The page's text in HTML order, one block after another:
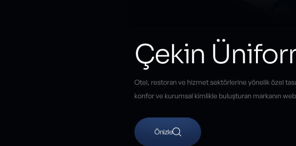
Çekin
Otel, restoran ve hizmet sektörlerine yönelik özel
konfor ve kurumsal kimlikle buluşturan markanın
Önizle